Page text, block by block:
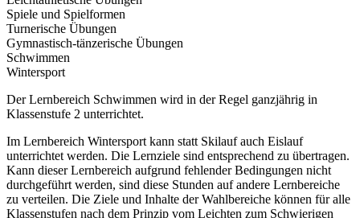
Spiele und Spielformen
Turnerische Übungen
Gymnastisch-tänzerische Übungen
Schwimmen
Wintersport
Der Lernbereich Schwimmen wird in der Regel ganzjährig in
Klassenstufe 2 unterrichtet.
Im Lernbereich Wintersport kann statt Skilauf auch Eislauf
unterrichtet werden. Die Lernziele sind entsprechend zu übertragen.
Kann dieser Lernbereich aufgrund fehlender Bedingungen nicht
durchgeführt werden, sind diese Stunden auf andere Lernbereiche
zu verteilen. Die Ziele und Inhalte der Wahlbereiche können für alle
Klassenstufen nach dem Prinzip vom Leichten zum Schwierigen